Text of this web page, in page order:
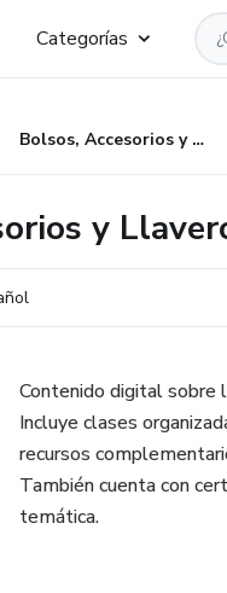
Categorías
Bolsos, Accesorios y Llaveros en Hilo de Trapillo
y
Contenido digital sobre
Incluye clases
recursos
También cuenta con
temática.